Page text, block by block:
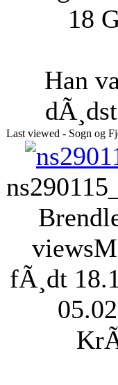
18
Han
Last viewed - Sogn og
views
fÃ¸dt